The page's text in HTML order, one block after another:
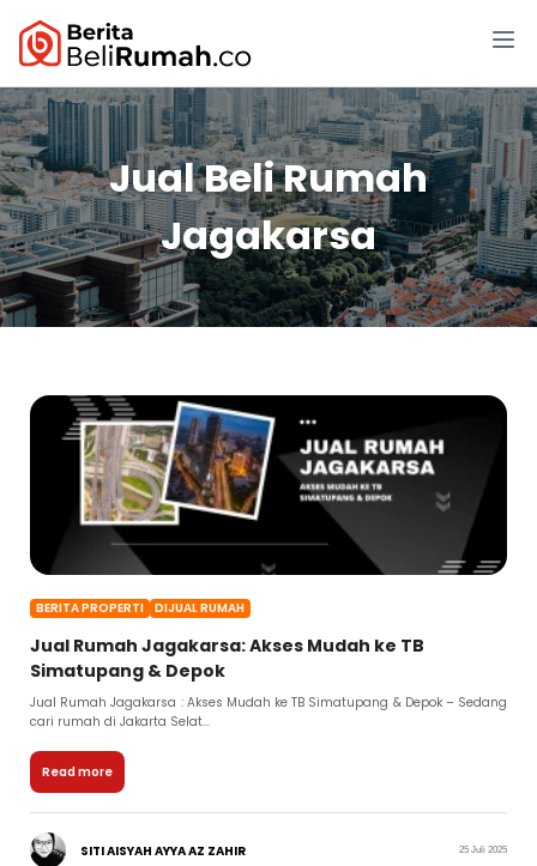
Jual Beli Rumah
Jagakarsa
BERITA PROPERTI DIJUAL RUMAH
Jual Rumah Jagakarsa: Akses Mudah ke TB
Simatupang & Depok
Jual Rumah Jagakarsa : Akses Mudah ke TB Simatupang & Depok – Sedang
cari rumah di Jakarta Selat...
Read more
SITI AISYAH AYYA AZ ZAHIR 25 Juli 2025